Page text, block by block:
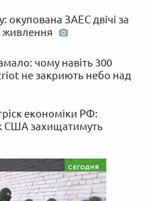
окупована ЗАЕС двічі за
живлення
чому навіть 300
не закриють небо над
економіки РФ:
США захищатимуть